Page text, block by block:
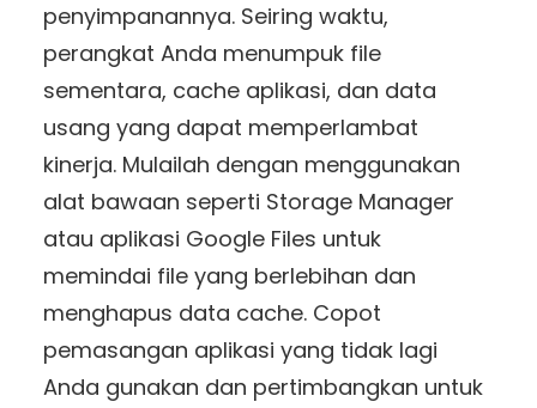
penyimpanannya. Seiring waktu,
perangkat Anda menumpuk file
sementara, cache aplikasi, dan data
usang yang dapat memperlambat
kinerja. Mulailah dengan menggunakan
alat bawaan seperti Storage Manager
atau aplikasi Google Files untuk
memindai file yang berlebihan dan
menghapus data cache. Copot
pemasangan aplikasi yang tidak lagi
Anda gunakan dan pertimbangkan untuk